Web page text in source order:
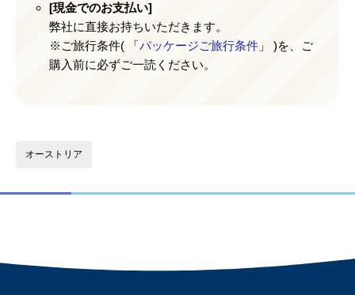
[現金でのお支払い]
弊社に直接お持ちいただきます。
※ご旅行条件( 「パッケージご旅行条件 」 )を、ご
購入前に必ずご一読ください。
オーストリア